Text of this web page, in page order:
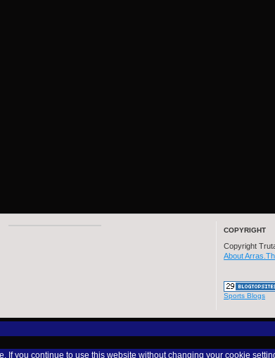
COPYRIGHT
Copyright
About
Sports Blogs
you continue to use this website without changing your cookie